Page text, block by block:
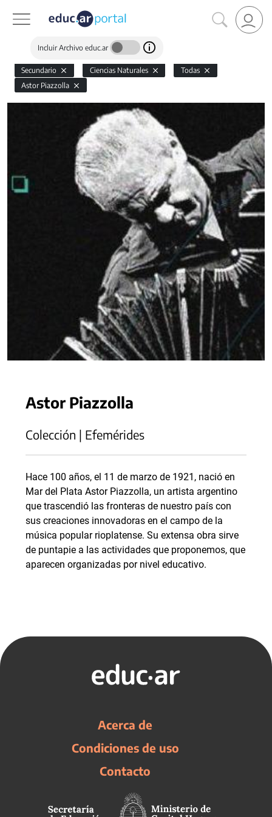
Incluir Archivo educ.ar
Secundario Ciencias Naturales
Todas
Astor Piazzolla
Astor Piazzolla
Colección | Efemérides
Hace 100 años, el 11 de marzo de 1921, nació en
Mar del Plata Astor Piazzolla, un artista argentino
que trascendió las fronteras de nuestro país con
sus creaciones innovadoras en el campo de la
música popular rioplatense. Su extensa obra sirve
de puntapie a las actividades que proponemos, que
aparecen organizadas por nivel educativo.
Acerca de
Condiciones de uso
Contacto